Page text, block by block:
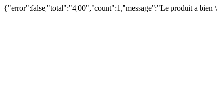
{"error":false,"total":"4,00","count":1,"message":"Le produit a bien